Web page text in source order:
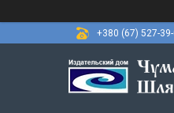
+380 (67) 527-39-